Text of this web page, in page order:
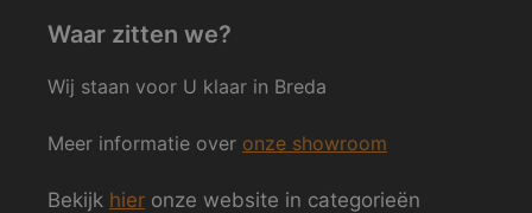
Waar zitten we?
Wij staan voor U klaar in Breda
Meer informatie over onze showroom
Bekijk hier onze website in categorieën